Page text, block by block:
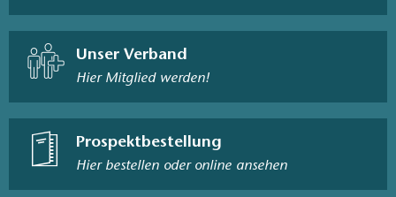
Unser Verband
Hier Mitglied werden!
Prospektbestellung
Hier bestellen oder online ansehen